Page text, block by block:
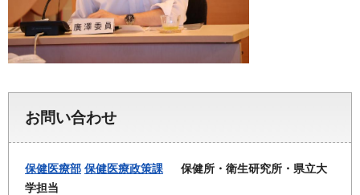
お問い合わせ
保健医療部 保健医療政策課 保健所・衛生研究所・県立大
学担当